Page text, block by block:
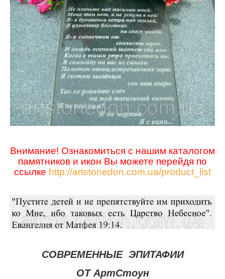
Внимание! Ознакомиться с нашим каталогом
памятников и икон Вы можете перейдя по
ссылке http://artstonedon.com.ua/product_list
СОВРЕМЕННЫЕ ЭПИТАФИИ
ОТ АртСтоун